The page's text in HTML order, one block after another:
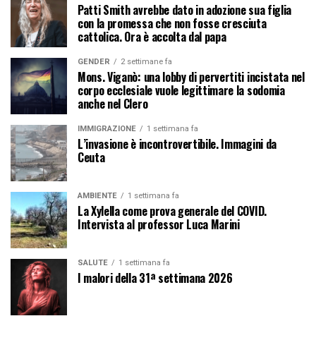
Patti Smith avrebbe dato in adozione sua figlia
con la promessa che non fosse cresciuta
cattolica. Ora è accolta dal papa
GENDER 2 settimane fa
Mons. Viganò: una lobby di pervertiti incistata nel
corpo ecclesiale vuole legittimare la sodomia
anche nel Clero
IMMIGRAZIONE 1 settimana fa
L’invasione è incontrovertibile. Immagini da
Ceuta
AMBIENTE 1 settimana fa
La Xylella come prova generale del COVID.
Intervista al professor Luca Marini
SALUTE 1 settimana fa
I malori della 31ª settimana 2026